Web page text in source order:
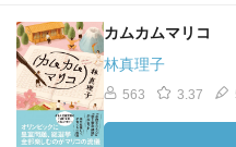
カムカムマリコ
林真理子
563 3.37